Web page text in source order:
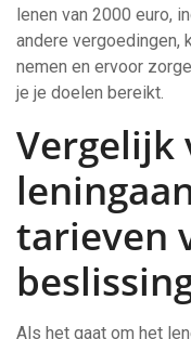
lenen van 2000 euro,
andere vergoedingen,
nemen en ervoor
je je doelen bereikt.
Vergelijk
tarieven
Als het gaat om het